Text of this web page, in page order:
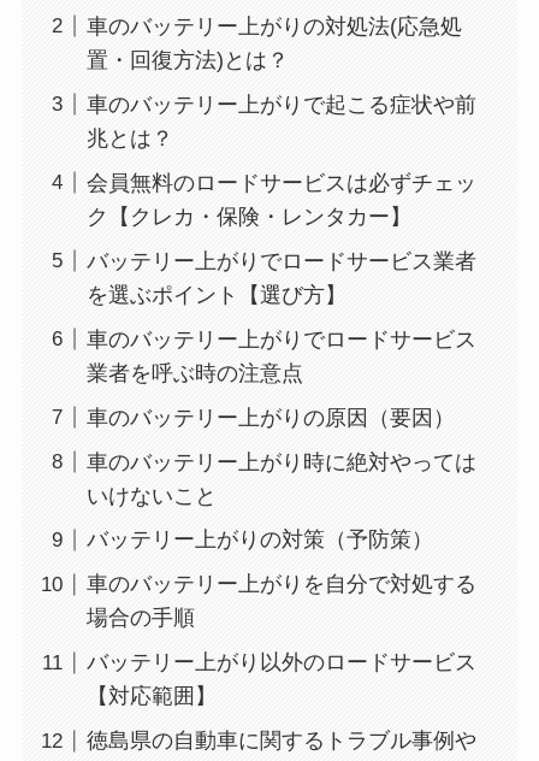
車のバッテリー上がりの対処法(応急処
置・回復方法)とは？
車のバッテリー上がりで起こる症状や前
兆とは？
会員無料のロードサービスは必ずチェッ
ク【クレカ・保険・レンタカー】
バッテリー上がりでロードサービス業者
を選ぶポイント【選び方】
車のバッテリー上がりでロードサービス
業者を呼ぶ時の注意点
車のバッテリー上がりの原因（要因）
車のバッテリー上がり時に絶対やっては
いけないこと
バッテリー上がりの対策（予防策）
車のバッテリー上がりを自分で対処する
場合の手順
バッテリー上がり以外のロードサービス
【対応範囲】
徳島県の自動車に関するトラブル事例や